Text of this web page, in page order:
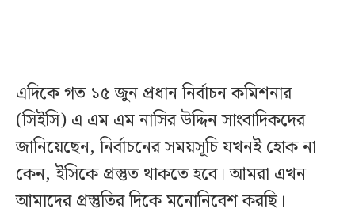
এদিকে গত ১৫ জুন প্রধান নির্বাচন কমিশনার
(সিইসি) এ এম এম নাসির উদ্দিন সাংবাদিকদের
জানিয়েছেন, নির্বাচনের সময়সূচি যখনই হোক না
কেন, ইসিকে প্রস্তুত থাকতে হবে। আমরা এখন
আমাদের প্রস্তুতির দিকে মনোনিবেশ করছি।